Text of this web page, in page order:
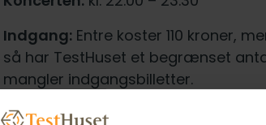
Indgang: Entre koster 110 kroner,
så har TestHuset et begrænset
mangler indgangsbilletter.
Tilmelding:Du behøver ikke at